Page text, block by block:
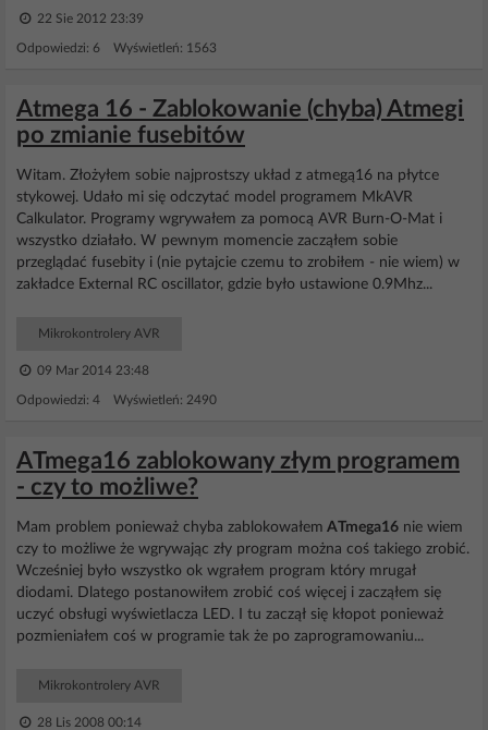
22 Sie 2012 23:39
Odpowiedzi: 6 Wyświetleń: 1563
Atmega 16 - Zablokowanie (chyba) Atmegi
po zmianie fusebitów
Witam. Złożyłem sobie najprostszy układ z atmegą16 na płytce
stykowej. Udało mi się odczytać model programem MkAVR
Calkulator. Programy wgrywałem za pomocą AVR Burn-O-Mat i
wszystko działało. W pewnym momencie zacząłem sobie
przeglądać fusebity i (nie pytajcie czemu to zrobiłem - nie wiem) w
zakładce External RC oscillator, gdzie było ustawione 0.9Mhz...
Mikrokontrolery AVR
09 Mar 2014 23:48
Odpowiedzi: 4 Wyświetleń: 2490
ATmega16 zablokowany złym programem
- czy to możliwe?
Mam problem ponieważ chyba zablokowałem ATmega16 nie wiem
czy to możliwe że wgrywając zły program można coś takiego zrobić.
Wcześniej było wszystko ok wgrałem program który mrugał
diodami. Dlatego postanowiłem zrobić coś więcej i zacząłem się
uczyć obsługi wyświetlacza LED. I tu zaczął się kłopot ponieważ
pozmieniałem coś w programie tak że po zaprogramowaniu...
Mikrokontrolery AVR
28 Lis 2008 00:14